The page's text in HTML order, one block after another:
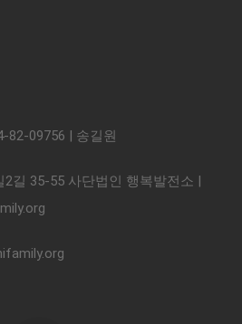
82-09756 | 송길원
길 35-55 사단법인 행복발전소 |